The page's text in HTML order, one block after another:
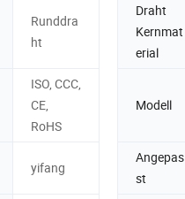
Runddra
ht
Draht
Kernmat
erial
ISO, CCC,
CE,
RoHS
Modell
yifang
Angepas
st